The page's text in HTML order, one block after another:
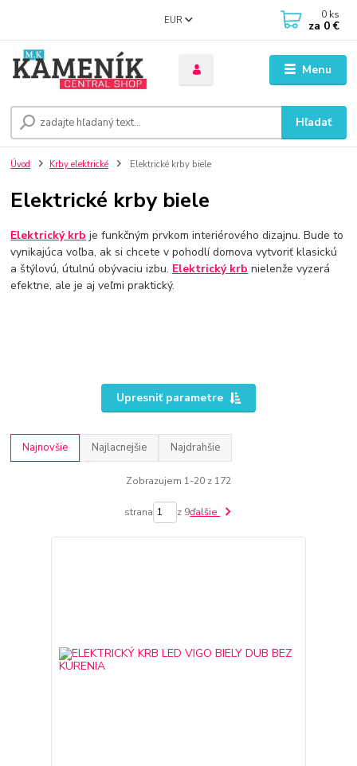
Menu
EUR
Hľadať
0 ks
za 0 €
Úvod Krby elektrické Elektrické krby biele
Elektrické krby biele
Elektrický krb je funkčným prvkom interiérového dizajnu. Bude to
vynikajúca voľba, ak si chcete v pohodlí domova vytvoriť klasickú
a štýlovú, útulnú obývaciu izbu. Elektrický krb nielenže vyzerá
efektne, ale je aj veľmi praktický.
Upresniť parametre
Najnovšie Najlacnejšie Najdrahšie
Zobrazujem 1-20 z 172
strana z 9ďalšie